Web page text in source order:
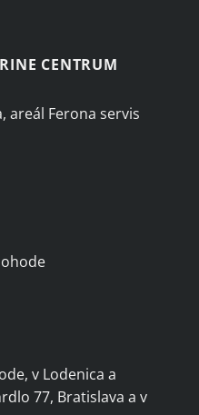
CENTRUM
areál Ferona servis
v Lodenica a
77, Bratislava a v